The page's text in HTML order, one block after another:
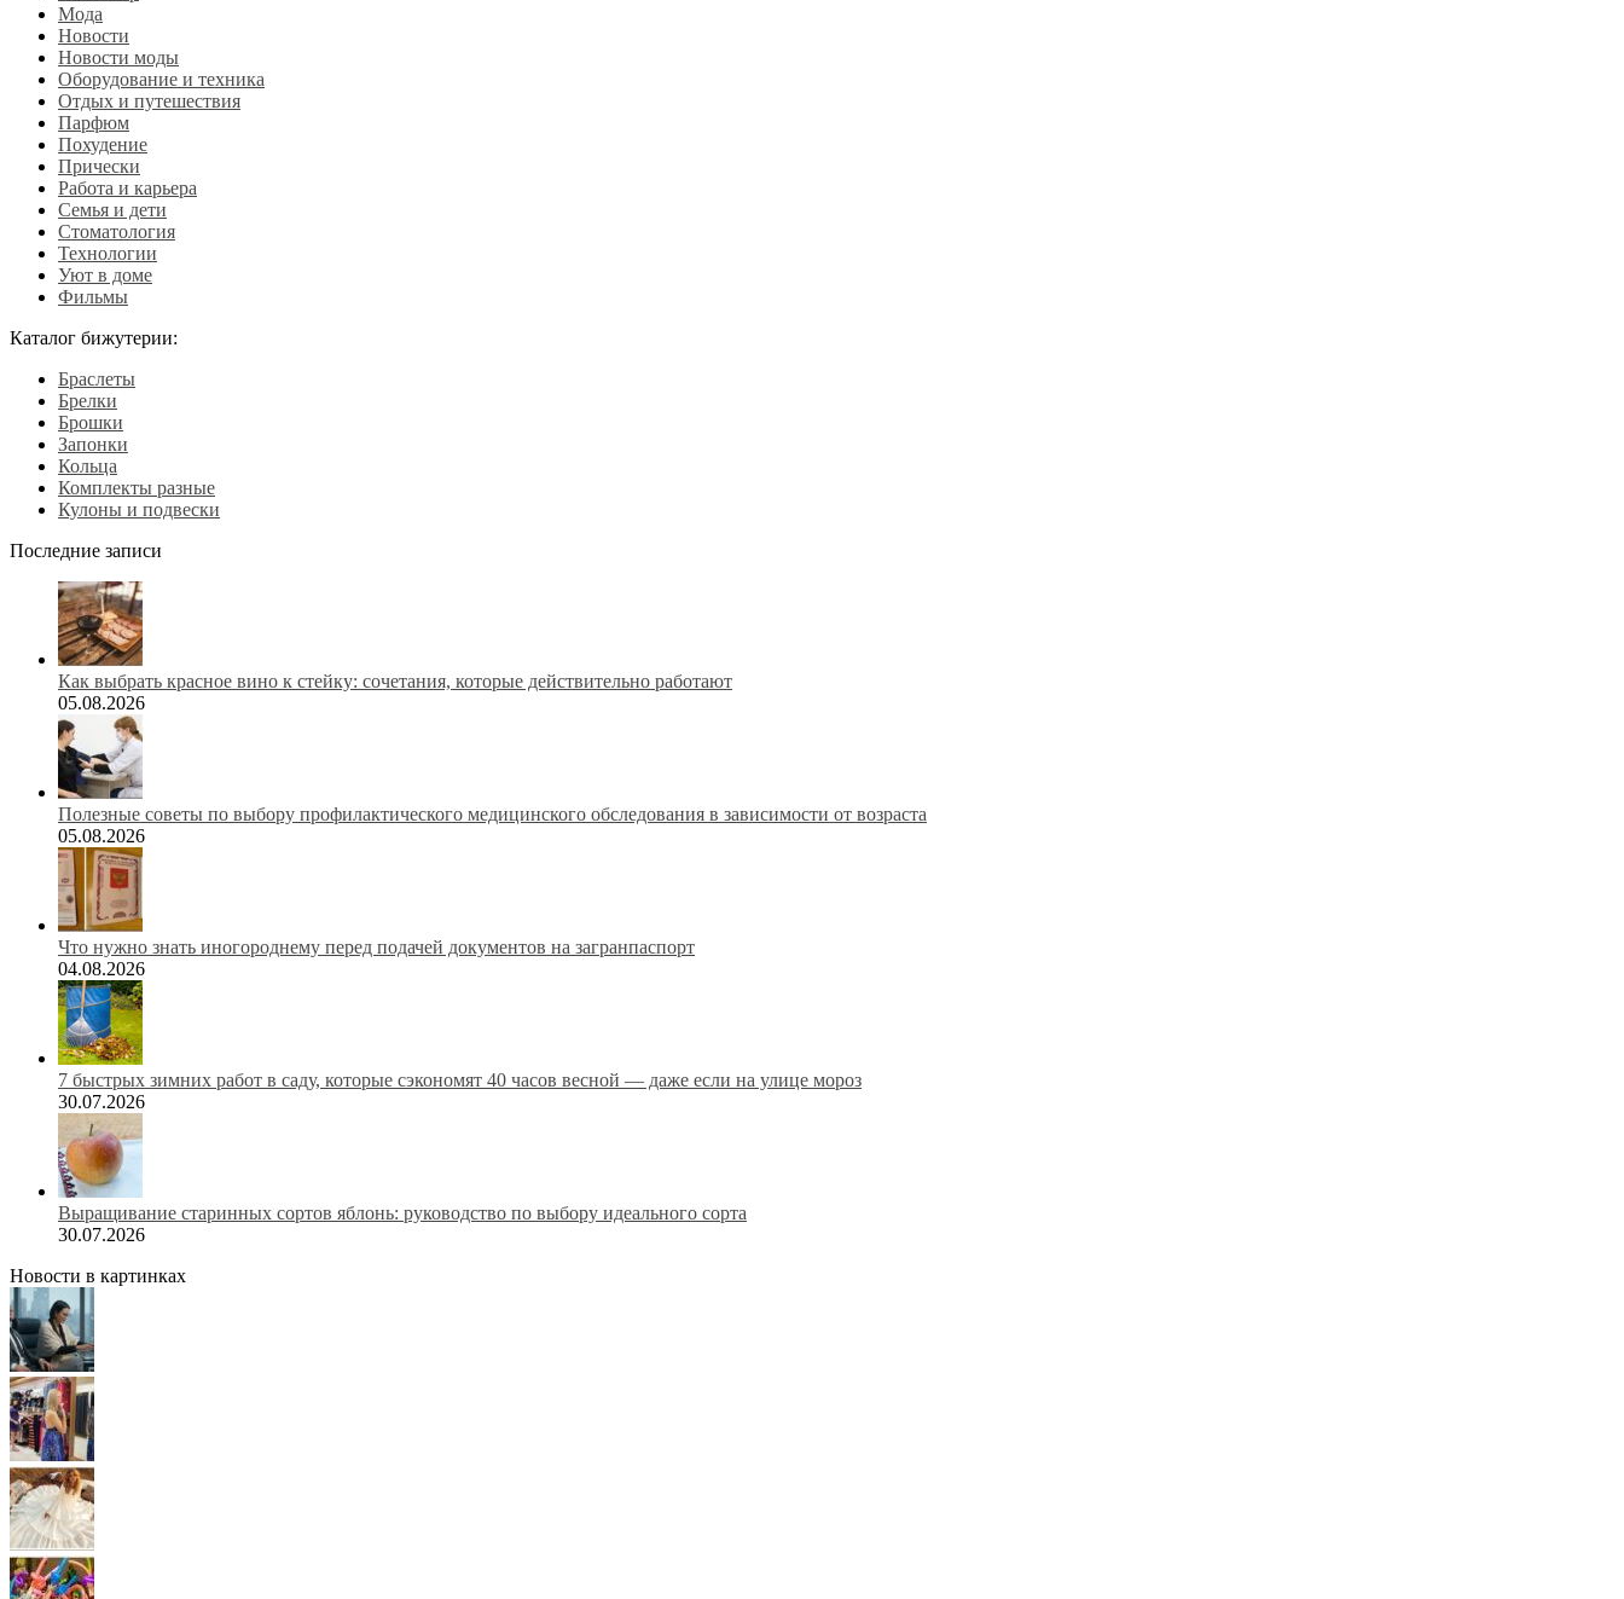
Мода
Новости
Новости моды
Оборудование и техника
Отдых и путешествия
Парфюм
Похудение
Прически
Работа и карьера
Семья и дети
Стоматология
Технологии
Уют в доме
Фильмы
Каталог бижутерии:
Браслеты
Брелки
Брошки
Запонки
Кольца
Комплекты разные
Кулоны и подвески
Последние записи
Как выбрать красное вино к стейку: сочетания, которые действительно работают
05.08.2026
Полезные советы по выбору профилактического медицинского обследования в зависимости от возраста
05.08.2026
Что нужно знать иногороднему перед подачей документов на загранпаспорт
04.08.2026
7 быстрых зимних работ в саду, которые сэкономят 40 часов весной — даже если на улице мороз
30.07.2026
Выращивание старинных сортов яблонь: руководство по выбору идеального сорта
30.07.2026
Новости в картинках